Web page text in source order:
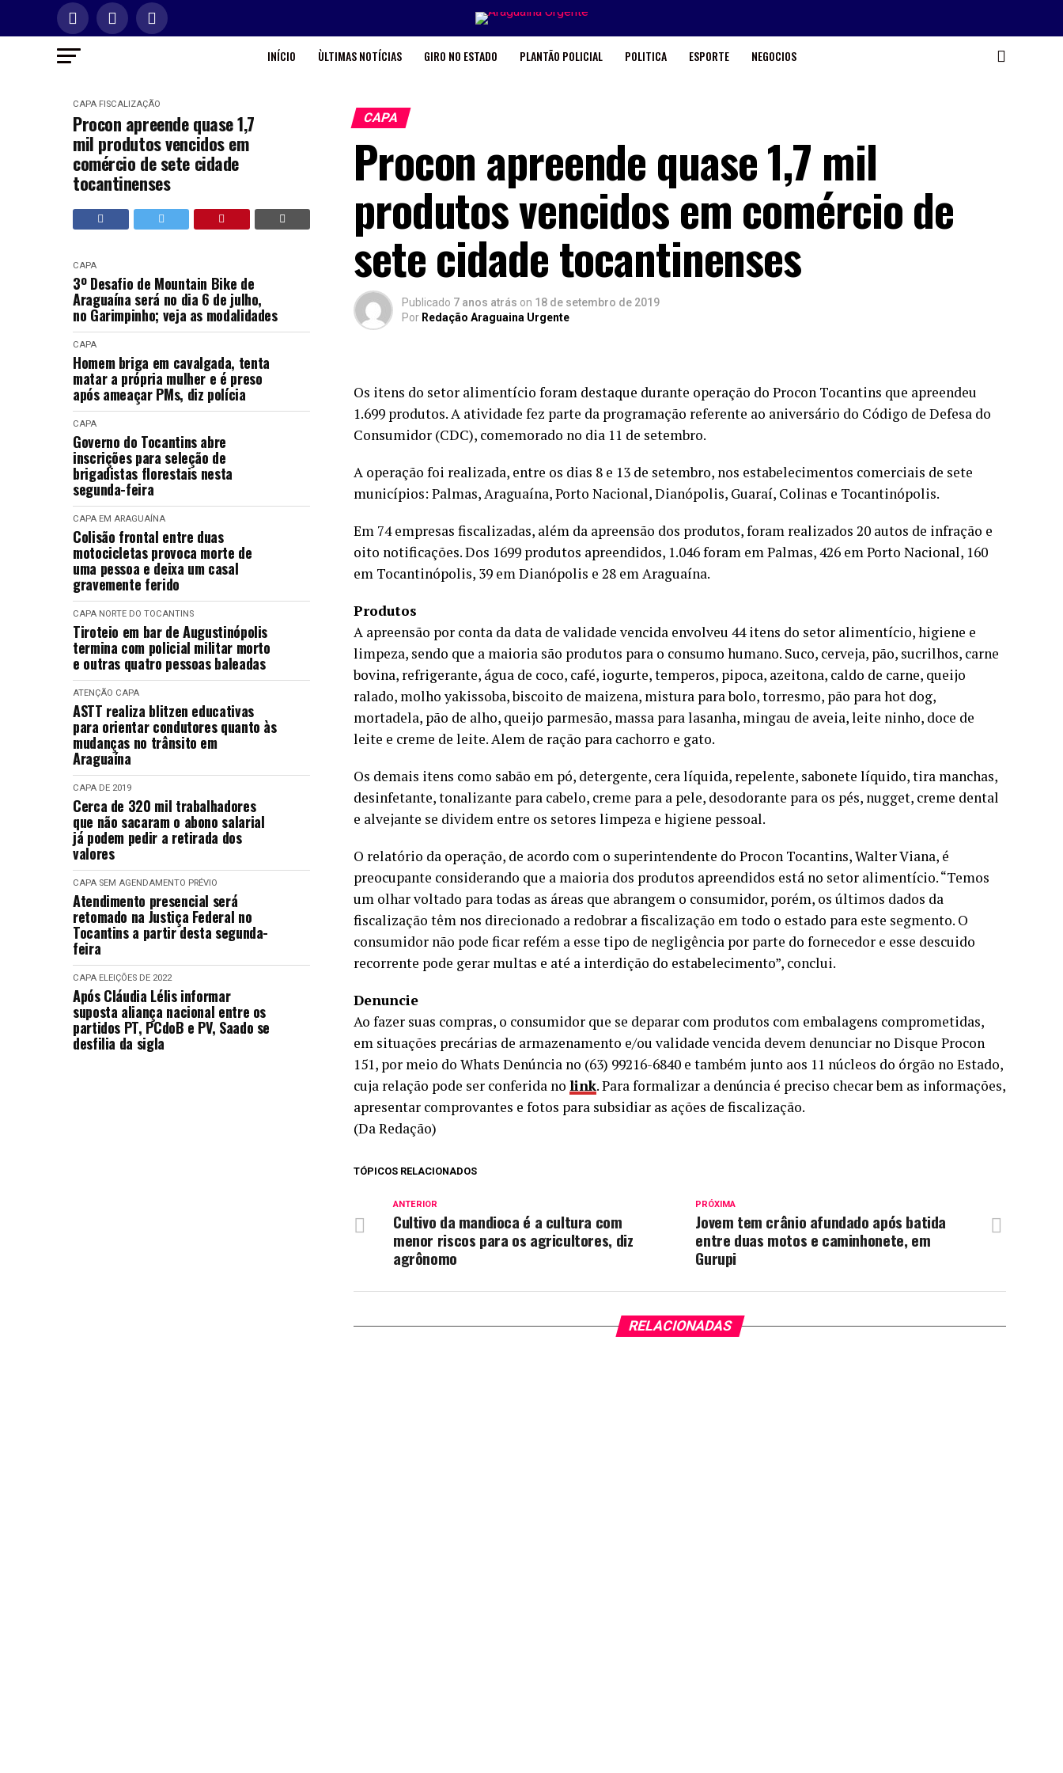
INÍCIO ÙLTIMAS NOTÍCIAS GIRO NO ESTADO PLANTÃO POLICIAL POLITICA ESPORTE NEGOCIOS
CAPA FISCALIZAÇÃO
Procon apreende quase 1,7
mil produtos vencidos em
comércio de sete cidade
tocantinenses
CAPA
3º Desafio de Mountain Bike de
Araguaína será no dia 6 de julho,
no Garimpinho; veja as modalidades
CAPA
Homem briga em cavalgada, tenta
matar a própria mulher e é preso
após ameaçar PMs, diz polícia
CAPA
Governo do Tocantins abre
inscrições para seleção de
brigadistas florestais nesta
segunda-feira
CAPA EM ARAGUAÍNA
Colisão frontal entre duas
motocicletas provoca morte de
uma pessoa e deixa um casal
gravemente ferido
CAPA NORTE DO TOCANTINS
Tiroteio em bar de Augustinópolis
termina com policial militar morto
e outras quatro pessoas baleadas
ATENÇÃO CAPA
ASTT realiza blitzen educativas
para orientar condutores quanto às
mudanças no trânsito em
Araguaína
CAPA DE 2019
Cerca de 320 mil trabalhadores
que não sacaram o abono salarial
já podem pedir a retirada dos
valores
CAPA SEM AGENDAMENTO PRÉVIO
Atendimento presencial será
retomado na Justiça Federal no
Tocantins a partir desta segunda-
feira
CAPA ELEIÇÕES DE 2022
Após Cláudia Lélis informar
suposta aliança nacional entre os
partidos PT, PCdoB e PV, Saado se
desfilia da sigla
CAPA
Procon apreende quase 1,7 mil
produtos vencidos em comércio de
sete cidade tocantinenses
Publicado 7 anos atrás on 18 de setembro de 2019
Por Redação Araguaina Urgente
Os itens do setor alimentício foram destaque durante operação do Procon Tocantins que apreendeu
1.699 produtos. A atividade fez parte da programação referente ao aniversário do Código de Defesa do
Consumidor (CDC), comemorado no dia 11 de setembro.
A operação foi realizada, entre os dias 8 e 13 de setembro, nos estabelecimentos comerciais de sete
municípios: Palmas, Araguaína, Porto Nacional, Dianópolis, Guaraí, Colinas e Tocantinópolis.
Em 74 empresas fiscalizadas, além da apreensão dos produtos, foram realizados 20 autos de infração e
oito notificações. Dos 1699 produtos apreendidos, 1.046 foram em Palmas, 426 em Porto Nacional, 160
em Tocantinópolis, 39 em Dianópolis e 28 em Araguaína.
Produtos
A apreensão por conta da data de validade vencida envolveu 44 itens do setor alimentício, higiene e
limpeza, sendo que a maioria são produtos para o consumo humano. Suco, cerveja, pão, sucrilhos, carne
bovina, refrigerante, água de coco, café, iogurte, temperos, pipoca, azeitona, caldo de carne, queijo
ralado, molho yakissoba, biscoito de maizena, mistura para bolo, torresmo, pão para hot dog,
mortadela, pão de alho, queijo parmesão, massa para lasanha, mingau de aveia, leite ninho, doce de
leite e creme de leite. Alem de ração para cachorro e gato.
Os demais itens como sabão em pó, detergente, cera líquida, repelente, sabonete líquido, tira manchas,
desinfetante, tonalizante para cabelo, creme para a pele, desodorante para os pés, nugget, creme dental
e alvejante se dividem entre os setores limpeza e higiene pessoal.
O relatório da operação, de acordo com o superintendente do Procon Tocantins, Walter Viana, é
preocupante considerando que a maioria dos produtos apreendidos está no setor alimentício. “Temos
um olhar voltado para todas as áreas que abrangem o consumidor, porém, os últimos dados da
fiscalização têm nos direcionado a redobrar a fiscalização em todo o estado para este segmento. O
consumidor não pode ficar refém a esse tipo de negligência por parte do fornecedor e esse descuido
recorrente pode gerar multas e até a interdição do estabelecimento”, conclui.
Denuncie
Ao fazer suas compras, o consumidor que se deparar com produtos com embalagens comprometidas,
em situações precárias de armazenamento e/ou validade vencida devem denunciar no Disque Procon
151, por meio do Whats Denúncia no (63) 99216-6840 e também junto aos 11 núcleos do órgão no Estado,
cuja relação pode ser conferida no link. Para formalizar a denúncia é preciso checar bem as informações,
apresentar comprovantes e fotos para subsidiar as ações de fiscalização.
(Da Redação)
TÓPICOS RELACIONADOS
PRÓXIMA
Jovem tem crânio afundado após batida
entre duas motos e caminhonete, em
Gurupi
ANTERIOR
Cultivo da mandioca é a cultura com
menor riscos para os agricultores, diz
agrônomo
RELACIONADAS